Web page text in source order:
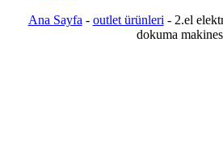
Ana Sayfa - outlet ürünleri - 2.el
dokuma